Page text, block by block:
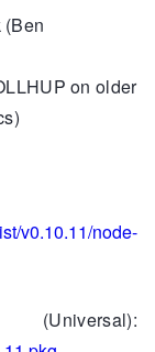
on older
v0.10.11/node-